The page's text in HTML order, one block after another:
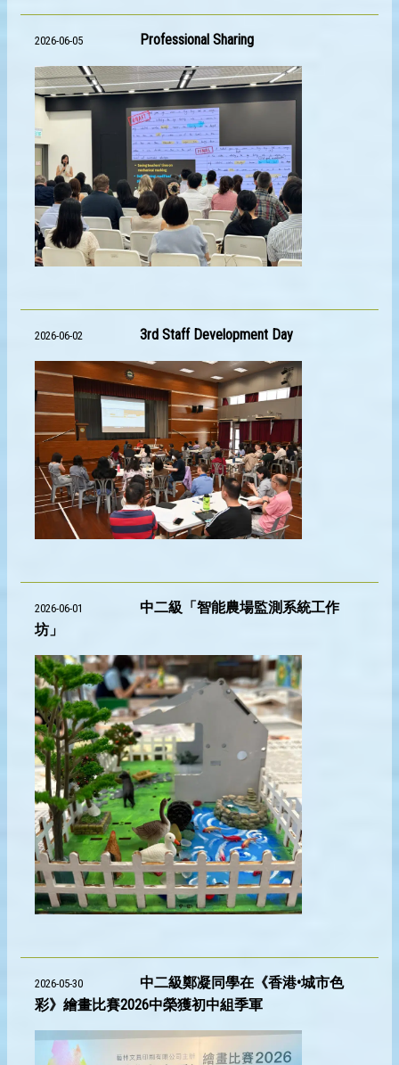
2026-06-05 Professional Sharing
2026-06-02 3rd Staff Development Day
2026-06-01
中二級「智能農場監測系統工作
坊」
2026-05-30
中二級鄭凝同學在《香港•城市色
彩》繪畫比賽2026中榮獲初中組季軍